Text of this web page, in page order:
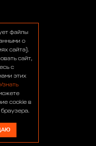
файлы
о
сайта).
сайт,
с
этих
Узнать
cookie в